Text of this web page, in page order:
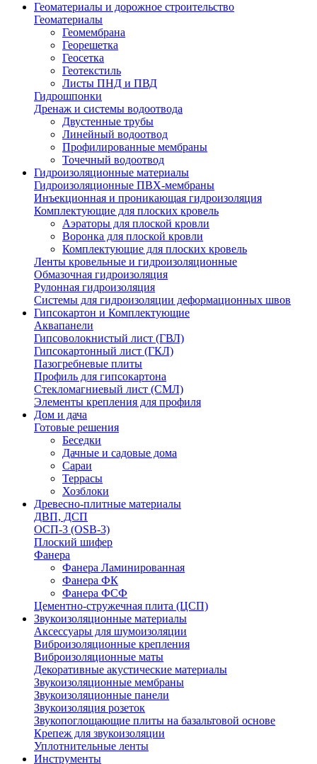
Геоматериалы и дорожное строительство
Геоматериалы
Геомембрана
Георешетка
Геосетка
Геотекстиль
Листы ПНД и ПВД
Гидрошпонки
Дренаж и системы водоотвода
Двустенные трубы
Линейный водоотвод
Профилированные мембраны
Точечный водоотвод
Гидроизоляционные материалы
Гидроизоляционные ПВХ-мембраны
Инъекционная и проникающая гидроизоляция
Комплектующие для плоских кровель
Аэраторы для плоской кровли
Воронка для плоской кровли
Комплектующие для плоских кровель
Ленты кровельные и гидроизоляционные
Обмазочная гидроизоляция
Рулонная гидроизоляция
Системы для гидроизоляции деформационных швов
Гипсокартон и Комплектующие
Аквапанели
Гипсоволокнистый лист (ГВЛ)
Гипсокартонный лист (ГКЛ)
Пазогребневые плиты
Профиль для гипсокартона
Стекломагниевый лист (СМЛ)
Элементы крепления для профиля
Дом и дача
Готовые решения
Беседки
Дачные и садовые дома
Сараи
Террасы
Хозблоки
Древесно-плитные материалы
ДВП, ДСП
ОСП-3 (OSB-3)
Плоский шифер
Фанера
Фанера Ламинированная
Фанера ФК
Фанера ФСФ
Цементно-стружечная плита (ЦСП)
Звукоизоляционные материалы
Аксессуары для шумоизоляции
Виброизоляционные крепления
Виброизоляционные маты
Декоративные акустические материалы
Звукоизоляционные мембраны
Звукоизоляционные панели
Звукоизоляция розеток
Звукопоглощающие плиты на базальтовой основе
Крепеж для звукоизоляции
Уплотнительные ленты
Инструменты